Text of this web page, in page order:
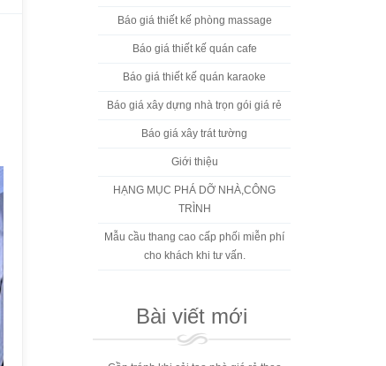
Báo giá thiết kế phòng massage
Báo giá thiết kế quán cafe
Báo giá thiết kế quán karaoke
Báo giá xây dựng nhà trọn gói giá rẻ
Báo giá xây trát tường
Giới thiệu
HẠNG MỤC PHÁ DỠ NHÀ,CÔNG
TRÌNH
Mẫu cầu thang cao cấp phối miễn phí
cho khách khi tư vấn.
Bài viết mới